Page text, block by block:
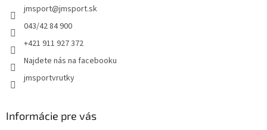
jmsport@jmsport.sk
043/42 84 900
+421 911 927 372
Najdete nás na facebooku
jmsportvrutky
Informácie pre vás